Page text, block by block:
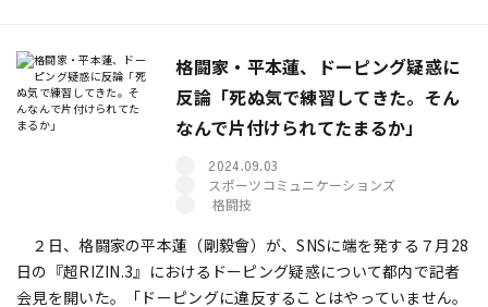
格闘家・平本蓮、ドーピング疑惑に
反論「死ぬ気で練習してきた。そん
なんで片付けられてたまるか」
2024.09.03
スポーツコミュニケーションズ
格闘技
２日、格闘家の平本蓮（剛毅會）が、SNSに端を発する７月28
日の『超RIZIN.3』におけるドーピング疑惑について都内で記者
会見を開いた。「ドーピングに違反することはやっていません。